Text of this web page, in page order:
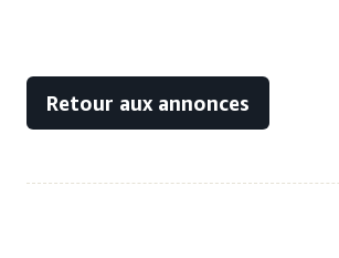
Retour aux annonces